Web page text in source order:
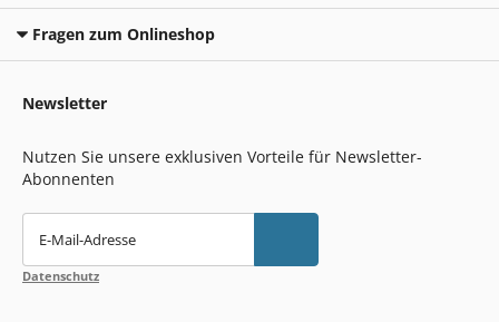
Fragen zum Onlineshop
Newsletter
Nutzen Sie unsere exklusiven Vorteile für Newsletter-
Abonnenten
E-Mail-Adresse
Datenschutz